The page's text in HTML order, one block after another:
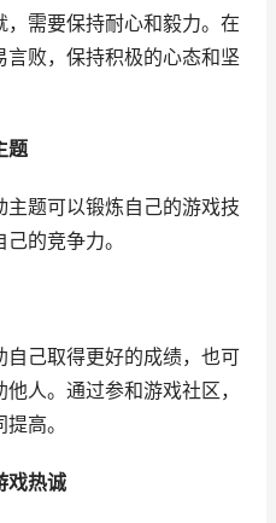
需要保持耐心和毅力。在
败，保持积极的心态和坚
题
题可以锻炼自己的游戏技
的竞争力。
己取得更好的成绩，也可
人。通过参和游戏社区，
高。
戏热诚